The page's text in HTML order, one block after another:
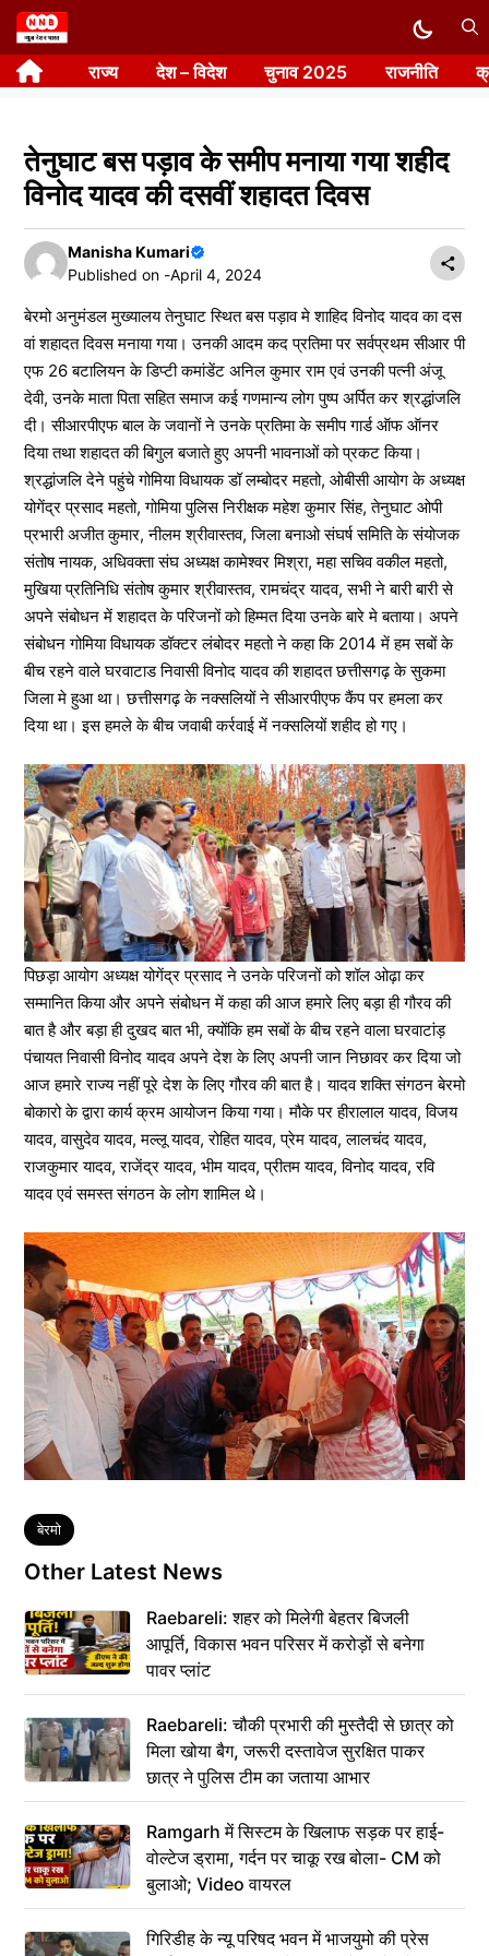
Skip
to
content राज्य देश – विदेश चुनाव 2025 राजनीति
तेनुघाट बस पड़ाव के समीप मनाया गया शहीद
विनोद यादव की दसवीं शहादत दिवस
Manisha Kumari
Published on -April 4, 2024
बेरमो अनुमंडल मुख्यालय तेनुघाट स्थित बस पड़ाव मे शाहिद विनोद यादव का दस
वां शहादत दिवस मनाया गया। उनकी आदम कद प्रतिमा पर सर्वप्रथम सीआर पी
एफ 26 बटालियन के डिप्टी कमांडेंट अनिल कुमार राम एवं उनकी पत्नी अंजू
देवी, उनके माता पिता सहित समाज कई गणमान्य लोग पुष्प अर्पित कर श्रद्धांजलि
दी। सीआरपीएफ बाल के जवानों ने उनके प्रतिमा के समीप गार्ड ऑफ ऑनर
दिया तथा शहादत की बिगुल बजाते हुए अपनी भावनाओं को प्रकट किया।
श्रद्धांजलि देने पहुंचे गोमिया विधायक डॉ लम्बोदर महतो, ओबीसी आयोग के अध्यक्ष
योगेंद्र प्रसाद महतो, गोमिया पुलिस निरीक्षक महेश कुमार सिंह, तेनुघाट ओपी
प्रभारी अजीत कुमार, नीलम श्रीवास्तव, जिला बनाओ संघर्ष समिति के संयोजक
संतोष नायक, अधिवक्ता संघ अध्यक्ष कामेश्वर मिश्रा, महा सचिव वकील महतो,
मुखिया प्रतिनिधि संतोष कुमार श्रीवास्तव, रामचंद्र यादव, सभी ने बारी बारी से
अपने संबोधन में शहादत के परिजनों को हिम्मत दिया उनके बारे मे बताया। अपने
संबोधन गोमिया विधायक डॉक्टर लंबोदर महतो ने कहा कि 2014 में हम सबों के
बीच रहने वाले घरवाटाड निवासी विनोद यादव की शहादत छत्तीसगढ़ के सुकमा
जिला मे हुआ था। छत्तीसगढ़ के नक्सलियों ने सीआरपीएफ कैंप पर हमला कर
दिया था। इस हमले के बीच जवाबी कर्रवाई में नक्सलियों शहीद हो गए।
पिछड़ा आयोग अध्यक्ष योगेंद्र प्रसाद ने उनके परिजनों को शॉल ओढ़ा कर
सम्मानित किया और अपने संबोधन में कहा की आज हमारे लिए बड़ा ही गौरव की
बात है और बड़ा ही दुखद बात भी, क्योंकि हम सबों के बीच रहने वाला घरवाटांड़
पंचायत निवासी विनोद यादव अपने देश के लिए अपनी जान निछावर कर दिया जो
आज हमारे राज्य नहीं पूरे देश के लिए गौरव की बात है। यादव शक्ति संगठन बेरमो
बोकारो के द्वारा कार्य क्रम आयोजन किया गया। मौके पर हीरालाल यादव, विजय
यादव, वासुदेव यादव, मल्लू यादव, रोहित यादव, प्रेम यादव, लालचंद यादव,
राजकुमार यादव, राजेंद्र यादव, भीम यादव, प्रीतम यादव, विनोद यादव, रवि
यादव एवं समस्त संगठन के लोग शामिल थे।
Tags
बेरमो
Other Latest News
Raebareli: शहर को मिलेगी बेहतर बिजली
आपूर्ति, विकास भवन परिसर में करोड़ों से बनेगा
पावर प्लांट
Raebareli: चौकी प्रभारी की मुस्तैदी से छात्र को
मिला खोया बैग, जरूरी दस्तावेज सुरक्षित पाकर
छात्र ने पुलिस टीम का जताया आभार
Ramgarh में सिस्टम के खिलाफ सड़क पर हाई-
वोल्टेज ड्रामा, गर्दन पर चाकू रख बोला- CM को
बुलाओ; Video वायरल
गिरिडीह के न्यू परिषद भवन में भाजयुमो की प्रेस